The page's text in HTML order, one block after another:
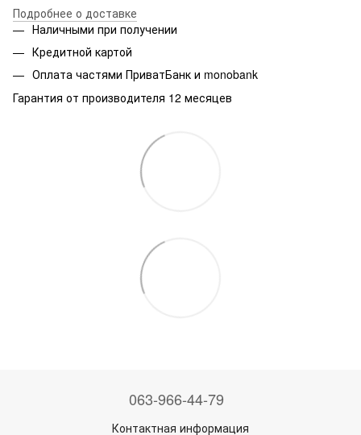
Подробнее о доставке
Наличными при получении
Кредитной картой
Оплата частями ПриватБанк и monobank
Гарантия от производителя 12 месяцев
063-966-44-79
Контактная информация